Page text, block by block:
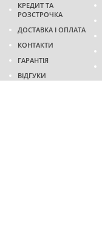
КРЕДИТ ТА
РОЗСТРОЧКА
ДОСТАВКА І ОПЛАТА
КОНТАКТИ
ГАРАНТІЯ
ВІДГУКИ